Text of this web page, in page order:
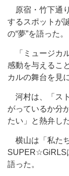
原宿・竹下通
するスポットが
の“夢”を語った。
「ミュージカ
感動を与えるこ
カルの舞台を見
河村は、「ス
がっているか分
たい」と熱弁した
横山は「私た
SUPER☆GiRLS
語った。